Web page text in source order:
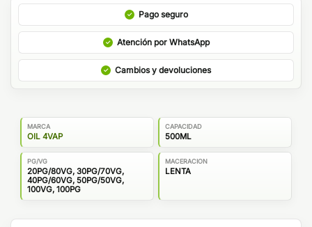
Pago seguro
Atención por WhatsApp
Cambios y devoluciones
MARCA
OIL 4VAP
CAPACIDAD
500ML
PG/VG
20PG/80VG, 30PG/70VG,
40PG/60VG, 50PG/50VG,
100VG, 100PG
MACERACION
LENTA